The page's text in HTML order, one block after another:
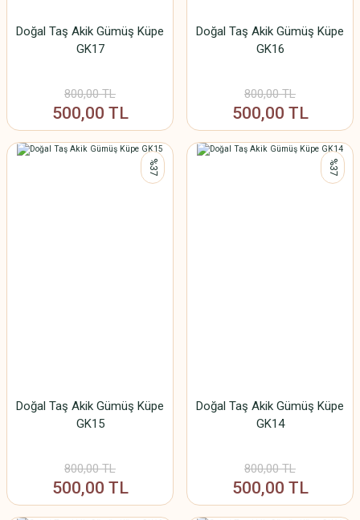
Doğal Taş Akik Gümüş Küpe
GK17
800,00 TL
500,00 TL
Doğal Taş Akik Gümüş Küpe
GK16
800,00 TL
500,00 TL
%37
Doğal Taş Akik Gümüş Küpe
GK15
800,00 TL
500,00 TL
%37
Doğal Taş Akik Gümüş Küpe
GK14
800,00 TL
500,00 TL